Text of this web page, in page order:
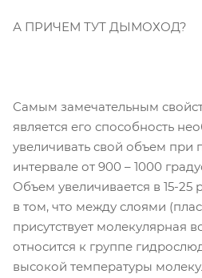
А ПРИЧЕМ ТУТ ДЫМОХОД?
Самым замечательным
является его способность
увеличивать свой объем при
интервале от 900 – 1000
Объем увеличивается в 15-25
в том, что между слоями
присутствует молекулярная
относится к группе
высокой температуры